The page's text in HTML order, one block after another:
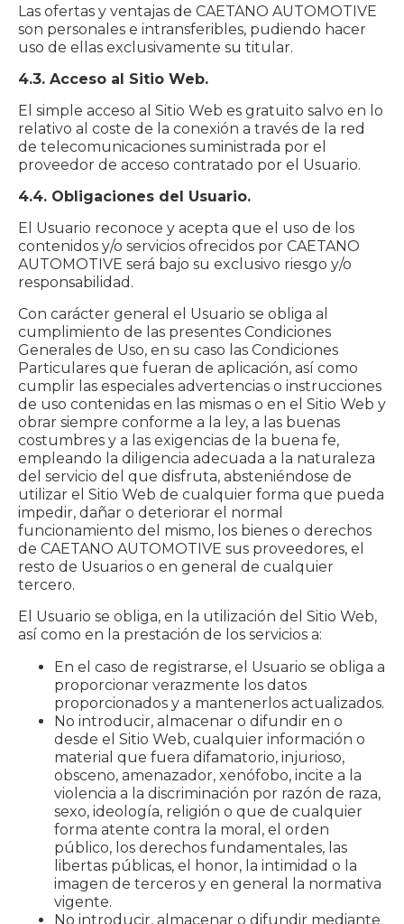
Las ofertas y ventajas de CAETANO AUTOMOTIVE
son personales e intransferibles, pudiendo hacer
uso de ellas exclusivamente su titular.
4.3. Acceso al Sitio Web.
El simple acceso al Sitio Web es gratuito salvo en lo
relativo al coste de la conexión a través de la red
de telecomunicaciones suministrada por el
proveedor de acceso contratado por el Usuario.
4.4. Obligaciones del Usuario.
El Usuario reconoce y acepta que el uso de los
contenidos y/o servicios ofrecidos por CAETANO
AUTOMOTIVE será bajo su exclusivo riesgo y/o
responsabilidad.
Con carácter general el Usuario se obliga al
cumplimiento de las presentes Condiciones
Generales de Uso, en su caso las Condiciones
Particulares que fueran de aplicación, así como
cumplir las especiales advertencias o instrucciones
de uso contenidas en las mismas o en el Sitio Web y
obrar siempre conforme a la ley, a las buenas
costumbres y a las exigencias de la buena fe,
empleando la diligencia adecuada a la naturaleza
del servicio del que disfruta, absteniéndose de
utilizar el Sitio Web de cualquier forma que pueda
impedir, dañar o deteriorar el normal
funcionamiento del mismo, los bienes o derechos
de CAETANO AUTOMOTIVE sus proveedores, el
resto de Usuarios o en general de cualquier
tercero.
El Usuario se obliga, en la utilización del Sitio Web,
así como en la prestación de los servicios a:
En el caso de registrarse, el Usuario se obliga a
proporcionar verazmente los datos
proporcionados y a mantenerlos actualizados.
No introducir, almacenar o difundir en o
desde el Sitio Web, cualquier información o
material que fuera difamatorio, injurioso,
obsceno, amenazador, xenófobo, incite a la
violencia a la discriminación por razón de raza,
sexo, ideología, religión o que de cualquier
forma atente contra la moral, el orden
público, los derechos fundamentales, las
libertas públicas, el honor, la intimidad o la
imagen de terceros y en general la normativa
vigente.
No introducir, almacenar o difundir mediante